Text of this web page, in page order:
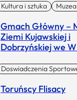
Kultura i sztuka
Gmach Główny –
Ziemi Kujawskiej i
Dobrzyńskiej we
Doswiadczenia
Toruńscy Flisacy